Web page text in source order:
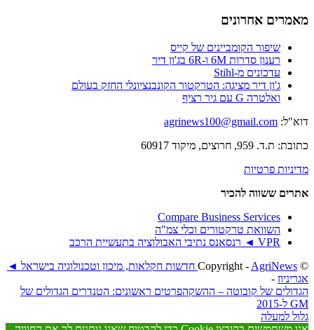
מאמרים אחרונים
שיפור הקומביינים של קייס
רענון סדרות 6M ו-6R בג'ון דיר
עדכונים מ-Stihl
ג'ון דיר מציגה: הטרקטור הקונבנציונלי החזק בעולם
ואלטרה G עם גיר רציף
דוא"ל: agrinews100@gmail.com
כתובת: ת.ד. 959, חרוצים, מיקוד 60917
מדיניות פרטיות
אתרים ששווה להכיר
Compare Business Services
השוואת טרקטורים וכלי צמ"ה
VPR ◄ רנסאנס נתיבי האבולוציה בתעשיית הרכב
© ‫Copyright -
AgriNews חדשות חקלאות, מיכון וטכנולוגיה בישראל ◄
אגריניוז -
הגדולים של קובוטה – ההשקהפרטים ראשונים: הטנדרים הגדולים של
GM ל-2015
גלול למעלה